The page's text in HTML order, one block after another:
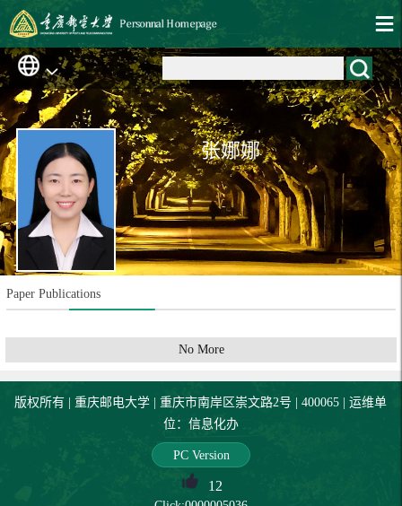
张娜娜
Paper Publications
No More
版权所有 | 重庆邮电大学 | 重庆市南岸区崇文路2号 | 400065 | 运维单
位：信息化办
PC Version
12